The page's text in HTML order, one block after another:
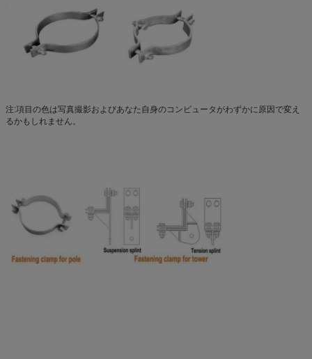
注:項目の色は写真撮影およびあなた自身のコンピュータがわずかに原因で変え
るかもしれません。